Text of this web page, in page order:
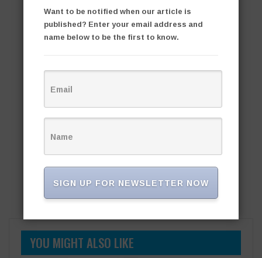
YOU MIGHT ALSO LIKE
Want to be notified when our article is
published? Enter your email address and
name below to be the first to know.
SIGN UP FOR NEWSLETTER NOW